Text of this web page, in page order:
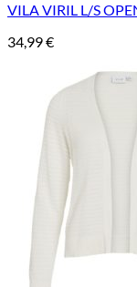
VILA VIRIL L/S
34,99€